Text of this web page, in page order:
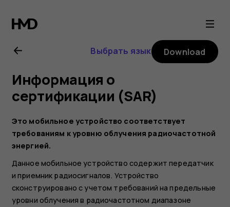
Nokia
2.1
user
guide
Выбрать язык Download
Информация о
сертификации (SAR)
Это мобильное устройство соответствует
требованиям к уровню облучения радиочастотной
энергией.
Данное мобильное устройство содержит передатчик
и приемник радиосигналов. Устройство
сконструировано с учетом требований на предельные
уровни облучения в радиочастотном диапазоне